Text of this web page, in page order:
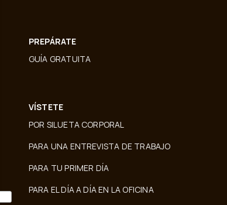
PREPÁRATE
GUÍA GRATUITA
VÍSTETE
POR SILUETA CORPORAL
PARA UNA ENTREVISTA DE TRABAJO
PARA TU PRIMER DÍA
PARA EL DÍA A DÍA EN LA OFICINA